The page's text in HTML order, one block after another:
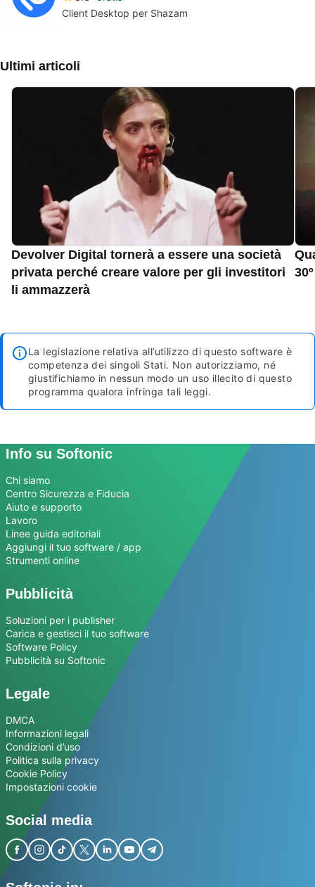
Client Desktop per Shazam
Ultimi articoli
Devolver Digital tornerà a essere una società
privata perché creare valore per gli investitori
li ammazzerà
La legislazione relativa all’utilizzo di questo software è
competenza dei singoli Stati. Non autorizziamo, né
giustifichiamo in nessun modo un uso illecito di questo
programma qualora infringa tali leggi.
Info su Softonic
Chi siamo
Centro Sicurezza e Fiducia
Aiuto e supporto
Lavoro
Linee guida editoriali
Aggiungi il tuo software / app
Strumenti online
Pubblicità
Soluzioni per i publisher
Carica e gestisci il tuo software
Software Policy
Pubblicità su Softonic
Legale
DMCA
Informazioni legali
Condizioni d’uso
Politica sulla privacy
Cookie Policy
Impostazioni cookie
Social media